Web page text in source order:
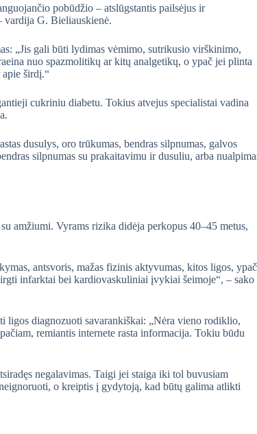
pobūdžio – atslūgstantis pailsėjus ir
vardija G. Bieliauskienė.
„Jis gali būti lydimas vėmimo, sutrikusio virškinimo,
nuo spazmolitikų ar kitų analgetikų, o ypač jei plinta
širdį.“
cukriniu diabetu. Tokius atvejus specialistai vadina
dusulys, oro trūkumas, bendras silpnumas, galvos
silpnumas su prakaitavimu ir dusuliu, arba
amžiumi. Vyrams rizika didėja perkopus 40–45 metus,
antsvoris, mažas fizinis aktyvumas, kitos ligos, ypač
infarktai bei kardiovaskuliniai įvykiai šeimoje“, – sako
ligos diagnozuoti savarankiškai: „Nėra vieno rodiklio,
remiantis internete rasta informacija. Tokiu būdu
negalavimas. Taigi jei staiga iki tol buvusiam
o kreiptis į gydytoją, kad būtų galima atlikti